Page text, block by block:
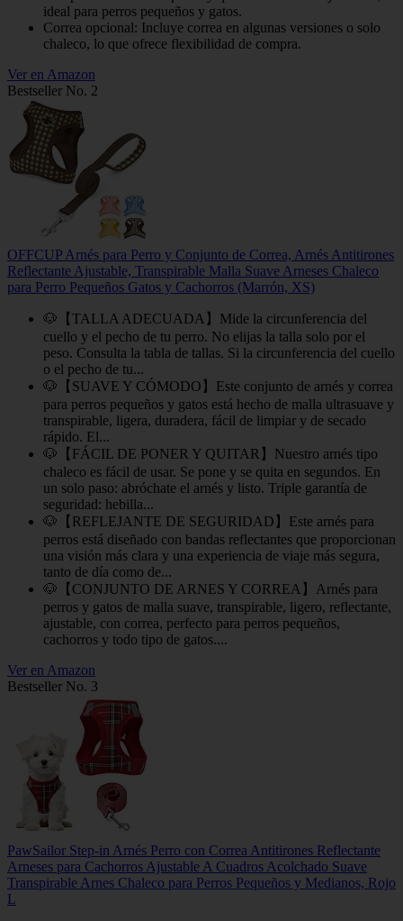
ideal para perros pequeños y gatos.
Correa opcional: Incluye correa en algunas versiones o solo
chaleco, lo que ofrece flexibilidad de compra.
Ver en Amazon
Bestseller No. 2
OFFCUP Arnés para Perro y Conjunto de Correa, Arnés Antitirones
Reflectante Ajustable, Transpirable Malla Suave Arneses Chaleco
para Perro Pequeños Gatos y Cachorros (Marrón, XS)
🐶【TALLA ADECUADA】Mide la circunferencia del
cuello y el pecho de tu perro. No elijas la talla solo por el
peso. Consulta la tabla de tallas. Si la circunferencia del cuello
o el pecho de tu...
🐶【SUAVE Y CÓMODO】Este conjunto de arnés y correa
para perros pequeños y gatos está hecho de malla ultrasuave y
transpirable, ligera, duradera, fácil de limpiar y de secado
rápido. El...
🐶【FÁCIL DE PONER Y QUITAR】Nuestro arnés tipo
chaleco es fácil de usar. Se pone y se quita en segundos. En
un solo paso: abróchate el arnés y listo. Triple garantía de
seguridad: hebilla...
🐶【REFLEJANTE DE SEGURIDAD】Este arnés para
perros está diseñado con bandas reflectantes que proporcionan
una visión más clara y una experiencia de viaje más segura,
tanto de día como de...
🐶【CONJUNTO DE ARNES Y CORREA】Arnés para
perros y gatos de malla suave, transpirable, ligero, reflectante,
ajustable, con correa, perfecto para perros pequeños,
cachorros y todo tipo de gatos....
Ver en Amazon
Bestseller No. 3
PawSailor Step-in Arnés Perro con Correa Antitirones Reflectante
Arneses para Cachorros Ajustable A Cuadros Acolchado Suave
Transpirable Arnes Chaleco para Perros Pequeños y Medianos, Rojo
L